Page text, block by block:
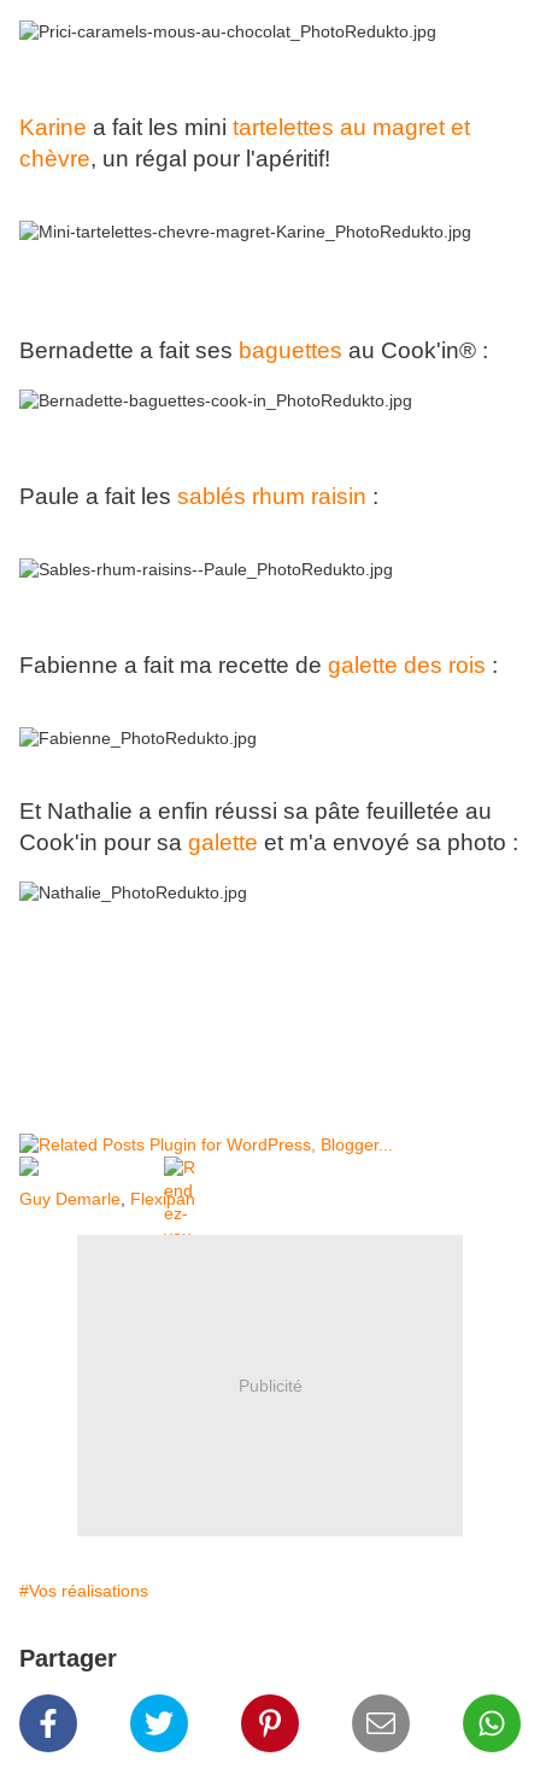
Karine a fait les mini tartelettes au magret et
chèvre, un régal pour l'apéritif!
Bernadette a fait ses baguettes au Cook'in® :
Paule a fait les sablés rhum raisin :
Fabienne a fait ma recette de galette des rois :
Et Nathalie a enfin réussi sa pâte feuilletée au
Cook'in pour sa galette et m'a envoyé sa photo :
Guy Demarle Flexipan
Publicité
#Vos réalisations
Partager